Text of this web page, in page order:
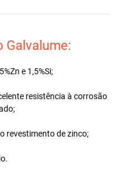
Galvalume:
e 1,5%Si;
resistência à corrosão
revestimento de zinco;